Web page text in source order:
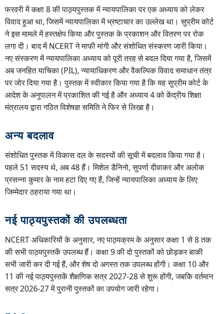
फरवरी में कक्षा 8 की पाठ्यपुस्तक में न्यायपालिका पर एक अध्याय को लेकर
विवाद हुआ था, जिसमें न्यायपालिका में भ्रष्टाचार का उल्लेख था। सुप्रीम कोर्ट
ने इस मामले में हस्तक्षेप किया और पुस्तक के प्रकाशन और वितरण पर रोक
लगा दी। बाद में NCERT ने माफी मांगी और संशोधित संस्करण जारी किया।
नए संस्करण में न्यायपालिका अध्याय को पूरी तरह से बदल दिया गया है, जिसमें
अब जनहित याचिका (PIL), न्यायाधिकरण और वैकल्पिक विवाद समाधान तंत्र
पर जोर दिया गया है। पुस्तक में स्वीकार किया गया है कि यह सुप्रीम कोर्ट के
आदेश के अनुपालन में प्रकाशित की गई है और अध्याय 4 को केंद्रीय शिक्षा
मंत्रालय द्वारा गठित विशेषज्ञ समिति ने फिर से लिखा है।
अन्य बदलाव
संशोधित पुस्तक में विकास दल के सदस्यों की सूची में बदलाव किया गया है।
पहले 51 सदस्य थे, अब 48 हैं। मिशेल डैनिनो, सुपर्णा दीवाकर और अलोक
प्रसन्ना कुमार के नाम हटा दिए गए हैं, जिन्हें न्यायपालिका अध्याय के लिए
जिम्मेदार ठहराया गया था।
नई पाठ्यपुस्तकों की उपलब्धता
NCERT अधिकारियों के अनुसार, नए पाठ्यक्रम के अनुसार कक्षा 1 से 8 तक
की सभी पाठ्यपुस्तकें उपलब्ध हैं। कक्षा 9 की दो पुस्तकों को छोड़कर बाकी
सभी जारी कर दी गई हैं, और शेष दो अगस्त तक उपलब्ध होंगी। कक्षा 10 और
11 की नई पाठ्यपुस्तकें शैक्षणिक सत्र 2027-28 से शुरू होंगी, जबकि वर्तमान
सत्र 2026-27 में पुरानी पुस्तकों का उपयोग जारी रहेगा।